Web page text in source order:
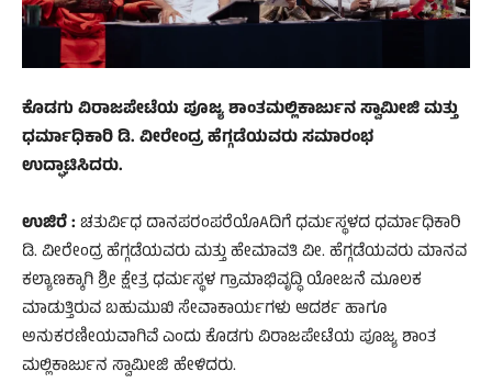
ಕೊಡಗು ವಿರಾಜಪೇಟೆಯ ಪೂಜ್ಯ ಶಾಂತಮಲ್ಲಿಕಾರ್ಜುನ ಸ್ವಾಮೀಜಿ ಮತ್ತು
ಧರ್ಮಾಧಿಕಾರಿ ಡಿ. ವೀರೇಂದ್ರ ಹೆಗ್ಗಡೆಯವರು ಸಮಾರಂಭ
ಉದ್ಘಾಟಿಸಿದರು.
ಉಜಿರೆ : ಚತುರ್ವಿಧ ದಾನಪರಂಪರೆಯೊAದಿಗೆ ಧರ್ಮಸ್ಥಳದ ಧರ್ಮಾಧಿಕಾರಿ
ಡಿ. ವೀರೇಂದ್ರ ಹೆಗ್ಗಡೆಯವರು ಮತ್ತು ಹೇಮಾವತಿ ವೀ. ಹೆಗ್ಗಡೆಯವರು ಮಾನವ
ಕಲ್ಯಾಣಕ್ಕಾಗಿ ಶ್ರೀ ಕ್ಷೇತ್ರ ಧರ್ಮಸ್ಥಳ ಗ್ರಾಮಾಭಿವೃದ್ಧಿ ಯೋಜನೆ ಮೂಲಕ
ಮಾಡುತ್ತಿರುವ ಬಹುಮುಖಿ ಸೇವಾಕಾರ್ಯಗಳು ಆದರ್ಶ ಹಾಗೂ
ಅನುಕರಣೀಯವಾಗಿವೆ ಎಂದು ಕೊಡಗು ವಿರಾಜಪೇಟೆಯ ಪೂಜ್ಯ ಶಾಂತ
ಮಲ್ಲಿಕಾರ್ಜುನ ಸ್ವಾಮೀಜಿ ಹೇಳಿದರು.